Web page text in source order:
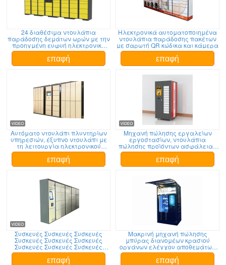
24 διαθέσιμα ντουλάπια
παράδοσης δεμάτων ωρών με την
προηγμένη ευφυή ηλεκτρονική
παράδοση δικτύων
επαφή
Ηλεκτρονικά αυτοματοποιημένα
ντουλάπια παράδοσης πακέτων
με σαρωτή QR κώδικα και κάμερα
επαφή
Αυτόματο ντουλάπι πλυντηρίων
υπηρεσιών, έξυπνο ντουλάπι με
τη λειτουργία ηλεκτρονικού
ταχυδρομείου SMS
επαφή
Μηχανή πώλησης εργαλείων
εργοστασίων, ντουλάπια
πώλησης προϊόντων ασφάλειας
εργαλείων για τους
εργαζομένους
επαφή
Συσκευές Συσκευές Συσκευές
Συσκευές Συσκευές Συσκευές
Συσκευές Συσκευές Συσκευές
Συσκευές Συσκευές Συσκευές
Συσκευές Συσκευές Συσκευές
επαφή
Μακρινή μηχανή πώλησης
μπύρας διανομέων κρασιού
οργάνων ελέγχου αποθεμάτων
με τη λειτουργία διαφήμισης
επαφή